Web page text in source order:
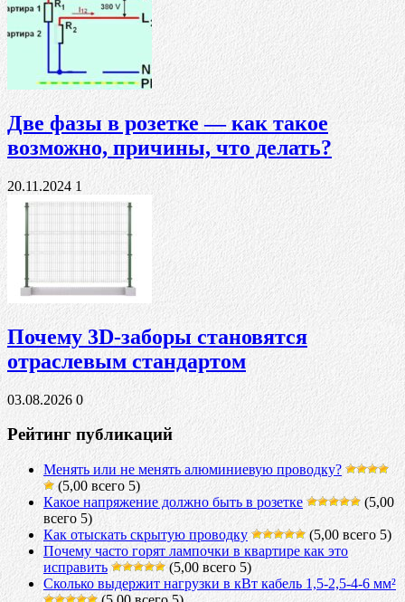
Две фазы в розетке — как такое
возможно, причины, что делать?
20.11.2024 1
Почему 3D-заборы становятся
отраслевым стандартом
03.08.20260
Рейтинг публикаций
Менять или не менять алюминиевую проводку?
(5,00 всего 5)
Какое напряжение должно быть в розетке
(5,00
всего 5)
Как отыскать скрытую проводку
(5,00 всего 5)
Почему часто горят лампочки в квартире как это
исправить
(5,00 всего 5)
Сколько выдержит нагрузки в кВт кабель 1,5-2,5-4-6 мм²